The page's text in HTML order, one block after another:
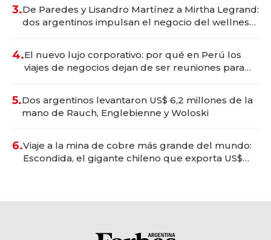
3.De Paredes y Lisandro Martínez a Mirtha Legrand:
dos argentinos impulsan el negocio del wellness
4.El nuevo lujo corporativo: por qué en Perú los
viajes de negocios dejan de ser reuniones para
5.Dos argentinos levantaron US$ 6,2 millones de la
mano de Rauch, Englebienne y Woloski
6.Viaje a la mina de cobre más grande del mundo:
Escondida, el gigante chileno que exporta US$